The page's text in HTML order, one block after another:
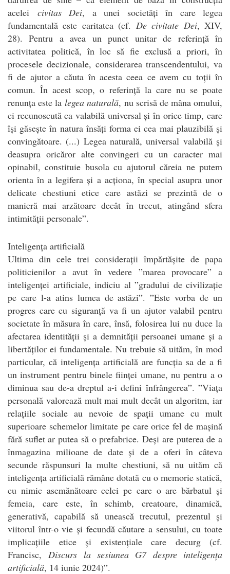
acelei civitas Dei, a unei societăți în care legea
fundamentală este caritatea (cf. De civitate Dei, XIV,
28). Pentru a avea un punct unitar de referință în
activitatea politică, în loc să fie exclusă a priori, în
procesele decizionale, considerarea transcendentului, va
fi de ajutor a căuta în acesta ceea ce avem cu toții în
comun. În acest scop, o referință la care nu se poate
renunța este lalegea naturală, nu scrisă de mâna omului,
ci recunoscută ca valabilă universal și în orice timp, care
își găsește în natura însăți forma ei cea mai plauzibilă și
convingătoare. (...) Legea naturală, universal valabilă și
deasupra oricăror alte convingeri cu un caracter mai
opinabil, constituie busola cu ajutorul căreia ne putem
orienta în a legifera și a acționa, în special asupra unor
delicate chestiuni etice care astăzi se prezintă de o
manieră mai arzătoare decât în trecut, atingând sfera
intimității personale”.
Inteligența artificială
Ultima din cele trei considerații împărtășite de papa
politicienilor a avut în vedere ”marea provocare” a
inteligenței artificiale, indiciu al ”gradului de civilizație
pe care l-a atins lumea de astăzi”. ”Este vorba de un
progres care cu siguranță va fi un ajutor valabil pentru
societate în măsura în care, însă, folosirea lui nu duce la
afectarea identității și a demnității persoanei umane și a
libertăților ei fundamentale. Nu trebuie să uităm, în mod
particular, că inteligența artificială are funcția sa de a fi
un instrument pentru binele ființei umane, nu pentru a o
diminua sau de-a dreptul a-i defini înfrângerea”. ”Viața
personală valorează mult mai mult decât un algoritm, iar
relațiile sociale au nevoie de spații umane cu mult
superioare schemelor limitate pe care orice fel de mașină
fără suflet ar putea să o prefabrice. Deși are puterea de a
înmagazina milioane de date și de a oferi în câteva
secunde răspunsuri la multe chestiuni, să nu uităm că
inteligența artificială rămâne dotată cu o memorie statică,
cu nimic asemănătoare celei pe care o are bărbatul și
femeia, care este, în schimb, creatoare, dinamică,
generativă, capabilă să unească trecutul, prezentul și
viitorul într-o vie și fecundă căutare a sensului, cu toate
implicațiile etice și existențiale care decurg (cf.
Francisc, Discurs la sesiunea G7 despre inteligența
artificială, 14 iunie 2024)”.